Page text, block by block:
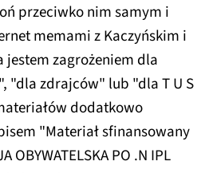
przeciwko nim samym i
memami z Kaczyńskim i
zagrożeniem dla
"dla zdrajców" lub "dla T U S
dodatkowo
"Materiał sfinansowany
OBYWATELSKA PO .N IPL